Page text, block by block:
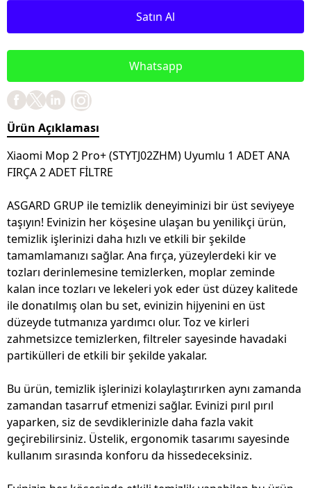
Satın Al
Whatsapp
Ürün Açıklaması
Xiaomi Mop 2 Pro+ (STYTJ02ZHM) Uyumlu 1 ADET ANA
FIRÇA 2 ADET FİLTRE
ASGARD GRUP ile temizlik deneyiminizi bir üst seviyeye
taşıyın! Evinizin her köşesine ulaşan bu yenilikçi ürün,
temizlik işlerinizi daha hızlı ve etkili bir şekilde
tamamlamanızı sağlar. Ana fırça, yüzeylerdeki kir ve
tozları derinlemesine temizlerken, moplar zeminde
kalan ince tozları ve lekeleri yok eder üst düzey kalitede
ile donatılmış olan bu set, evinizin hijyenini en üst
düzeyde tutmanıza yardımcı olur. Toz ve kirleri
zahmetsizce temizlerken, filtreler sayesinde havadaki
partikülleri de etkili bir şekilde yakalar.
Bu ürün, temizlik işlerinizi kolaylaştırırken aynı zamanda
zamandan tasarruf etmenizi sağlar. Evinizi pırıl pırıl
yaparken, siz de sevdiklerinizle daha fazla vakit
geçirebilirsiniz. Üstelik, ergonomik tasarımı sayesinde
kullanım sırasında konforu da hissedeceksiniz.